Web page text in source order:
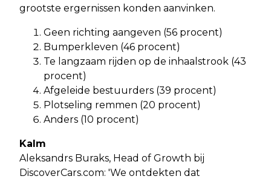
grootste ergernissen konden aanvinken.
Geen richting aangeven (56 procent)
Bumperkleven (46 procent)
Te langzaam rijden op de inhaalstrook (43
procent)
Afgeleide bestuurders (39 procent)
Plotseling remmen (20 procent)
Anders (10 procent)
Kalm
Aleksandrs Buraks, Head of Growth bij
DiscoverCars.com: 'We ontdekten dat